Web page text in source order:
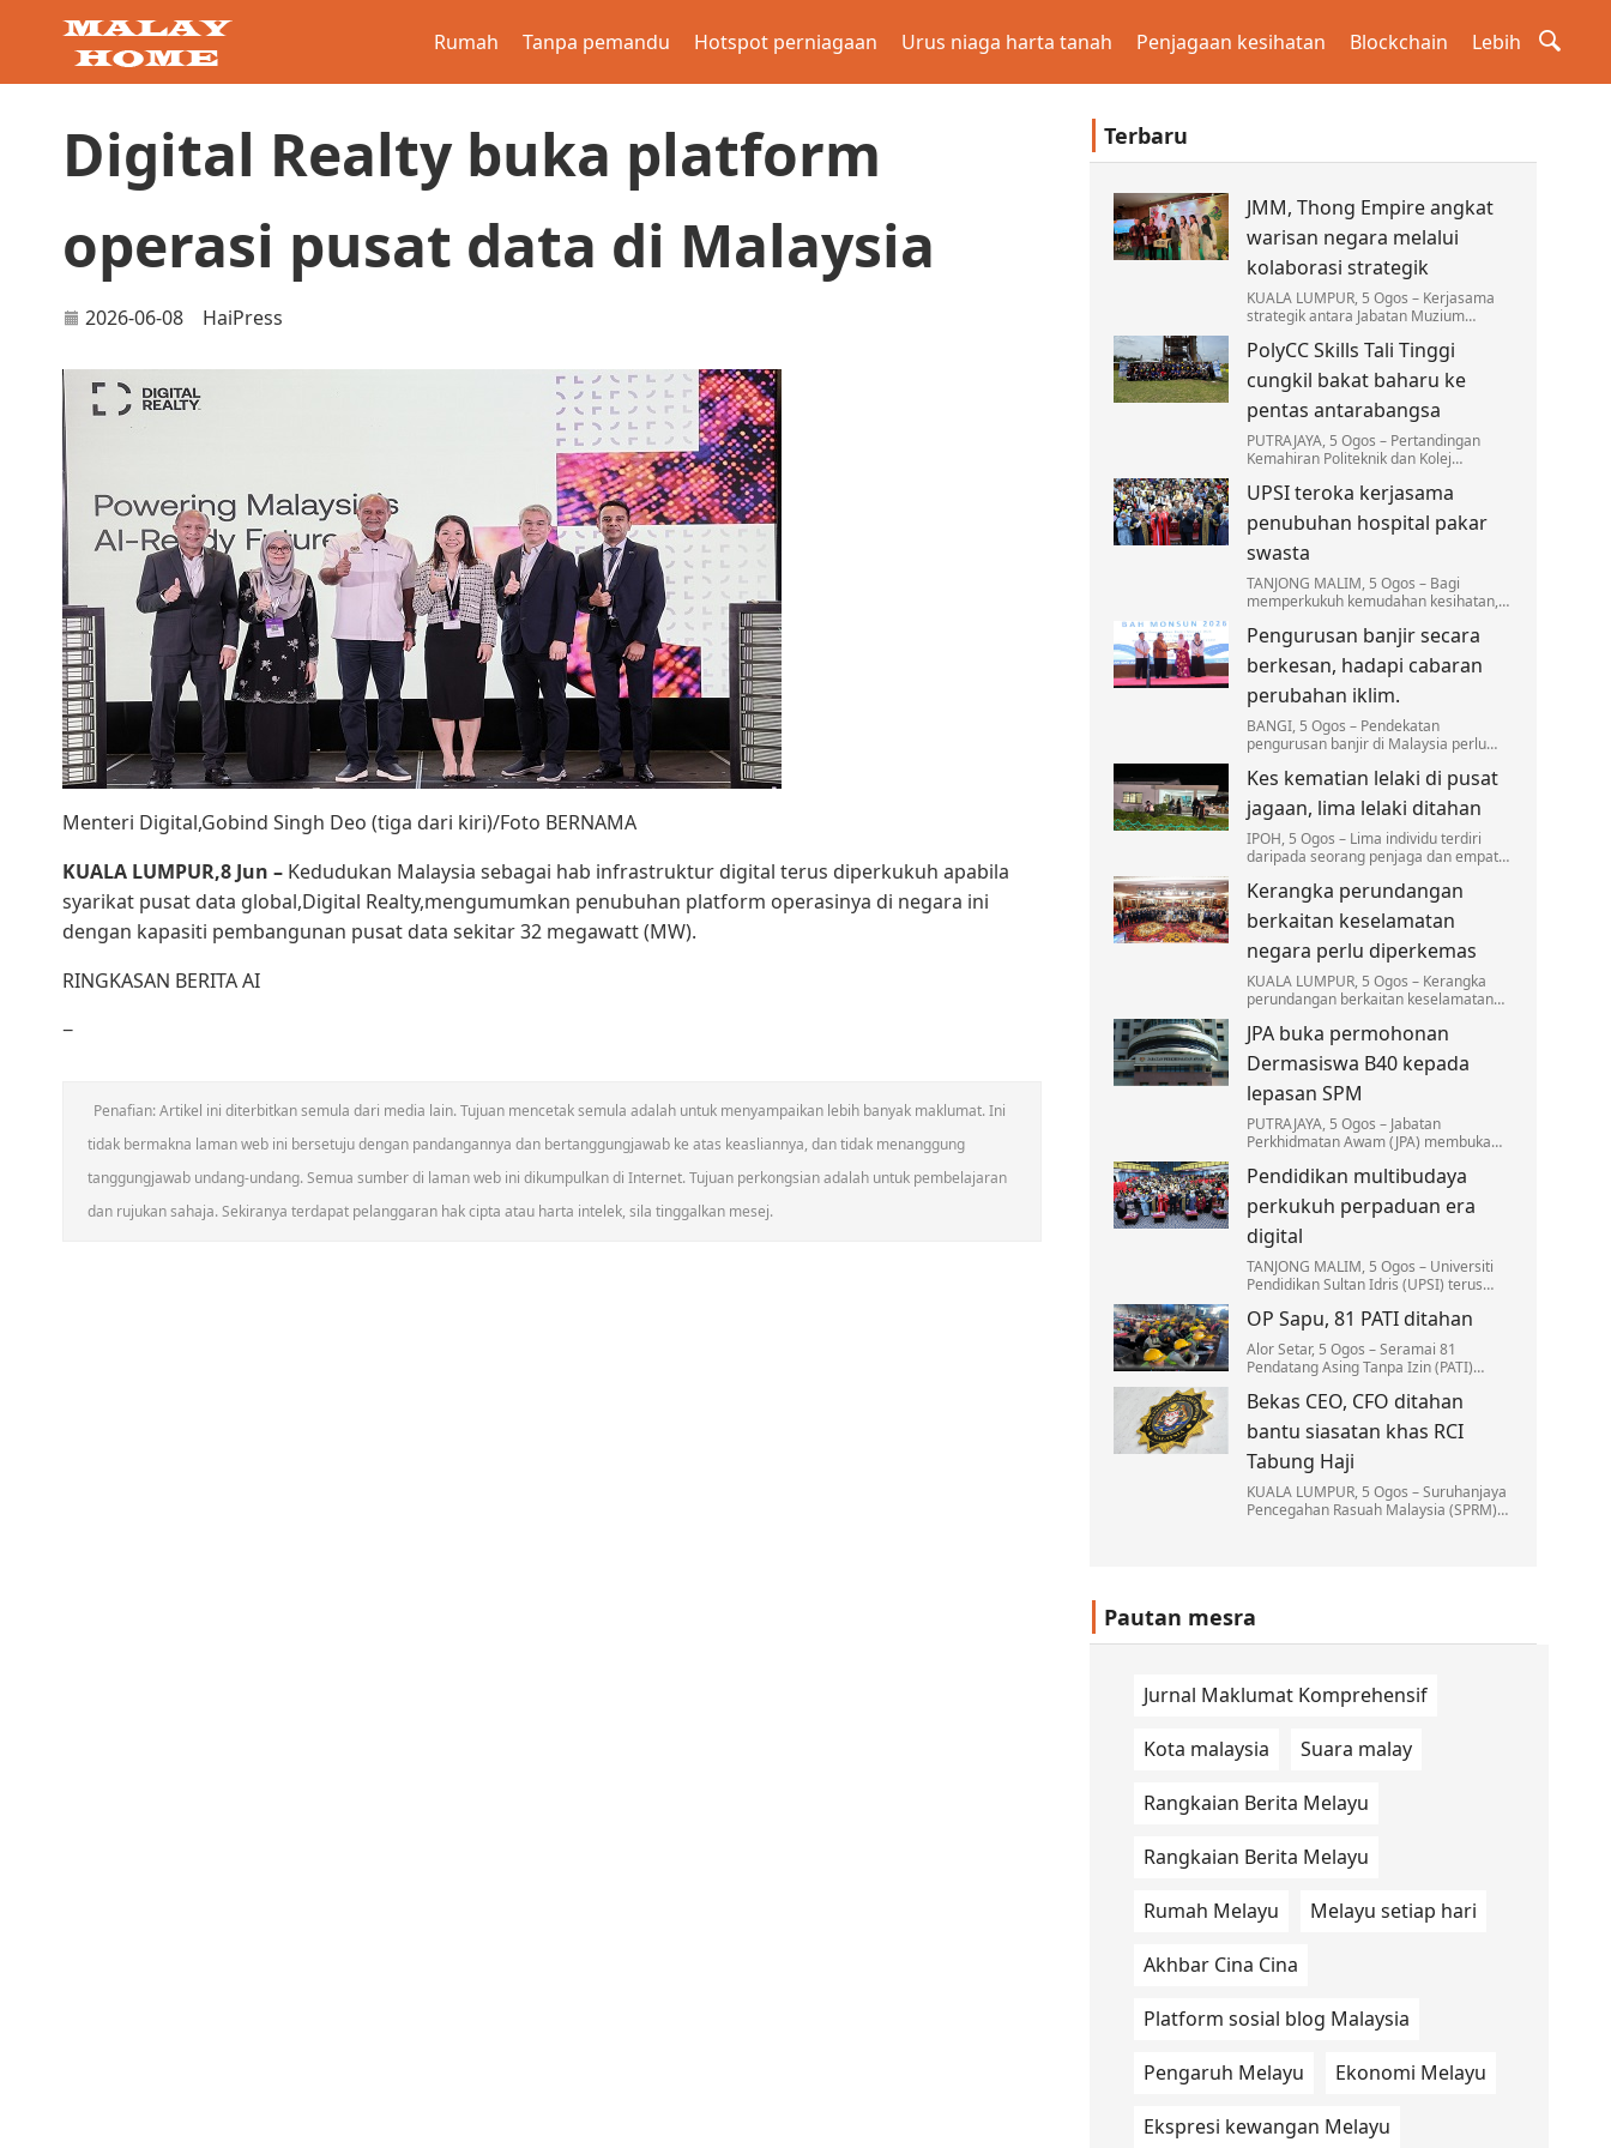
Rumah Tanpa pemandu Hotspot perniagaan Urus niaga harta tanah Penjagaan kesihatan Blockchain Lebih
Digital Realty buka platform
operasi pusat data di Malaysia
2026-06-08 HaiPress
Menteri Digital,Gobind Singh Deo (tiga dari kiri)/Foto BERNAMA
KUALA LUMPUR,8 Jun – Kedudukan Malaysia sebagai hab infrastruktur digital terus diperkukuh apabila
syarikat pusat data global,Digital Realty,mengumumkan penubuhan platform operasinya di negara ini
dengan kapasiti pembangunan pusat data sekitar 32 megawatt (MW).
RINGKASAN BERITA AI
−
Penafian: Artikel ini diterbitkan semula dari media lain. Tujuan mencetak semula adalah untuk menyampaikan lebih banyak maklumat. Ini
tidak bermakna laman web ini bersetuju dengan pandangannya dan bertanggungjawab ke atas keasliannya, dan tidak menanggung
tanggungjawab undang-undang. Semua sumber di laman web ini dikumpulkan di Internet. Tujuan perkongsian adalah untuk pembelajaran
dan rujukan sahaja. Sekiranya terdapat pelanggaran hak cipta atau harta intelek, sila tinggalkan mesej.
Terbaru
JMM, Thong Empire angkat
warisan negara melalui
kolaborasi strategik
KUALA LUMPUR, 5 Ogos – Kerjasama
strategik antara Jabatan Muzium
Sdn. Bhd. menerusi jenama Thong Bowl
dan Thong Cha Plus…
PolyCC Skills Tali Tinggi
cungkil bakat baharu ke
pentas antarabangsa
PUTRAJAYA, 5 Ogos – Pertandingan
Kemahiran Politeknik dan Kolej
Tinggi edisi ketiga terus menjadi
platform utama mencungkil…
UPSI teroka kerjasama
penubuhan hospital pakar
swasta
TANJONG MALIM, 5 Ogos – Bagi
memperkukuh kemudahan kesihatan,
sedang meneroka potensi penubuhan
sebuah hospital pakar…
Pengurusan banjir secara
berkesan, hadapi cabaran
perubahan iklim.
BANGI, 5 Ogos – Pendekatan
pengurusan banjir di Malaysia perlu
pendekatan yang lebih proaktif.
Langkah ini penting bagi…
Kes kematian lelaki di pusat
jagaan, lima lelaki ditahan
IPOH, 5 Ogos – Lima individu terdiri
daripada seorang penjaga dan empat
bagi membantu siasatan susulan
penemuan mayat…
Kerangka perundangan
berkaitan keselamatan
negara perlu diperkemas
KUALA LUMPUR, 5 Ogos – Kerangka
perundangan berkaitan keselamatan
berterusan agar kekal relevan dalam
menangani ancaman…
JPA buka permohonan
Dermasiswa B40 kepada
lepasan SPM
PUTRAJAYA, 5 Ogos – Jabatan
Perkhidmatan Awam (JPA) membuka
(DB40) Tahun 2026 kepada lepasan Sijil
Pelajaran Malaysia (SPM)…
Pendidikan multibudaya
perkukuh perpaduan era
digital
TANJONG MALIM, 5 Ogos – Universiti
Pendidikan Sultan Idris (UPSI) terus
paradigma pendidikan multibudaya…
OP Sapu, 81 PATI ditahan
Alor Setar, 5 Ogos – Seramai 81
Pendatang Asing Tanpa Izin (PATI)
dijalankan di sebuah tapak pembinaan
di Kuala Kedah, di sini.
Bekas CEO, CFO ditahan
bantu siasatan khas RCI
Tabung Haji
KUALA LUMPUR, 5 Ogos – Suruhanjaya
Pencegahan Rasuah Malaysia (SPRM)
Pautan mesra
Jurnal Maklumat Komprehensif
Kota malaysia Suara malay
Rangkaian Berita Melayu
Rangkaian Berita Melayu
Rumah Melayu Melayu setiap hari
Akhbar Cina Cina
Platform sosial blog Malaysia
Pengaruh Melayu Ekonomi Melayu
Ekspresi kewangan Melayu